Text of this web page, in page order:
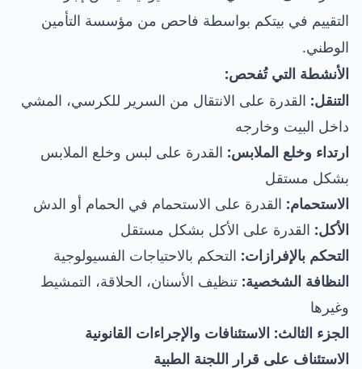
التقييم في بيتكم بواسطة فاحص من مؤسسة التأمين
الوطني.
الأنشطة التي تُفحص:
التنقل: القدرة على الانتقال من السرير للكرسي، المشي
داخل البيت وخارجه
ارتداء وخلع الملابس: القدرة على لبس وخلع الملابس
بشكل مستقل
الاستحمام: القدرة على الاستحمام في الحمام أو الدش
الأكل: القدرة على الأكل بشكل مستقل
التحكم بالإفرازات: التحكم بالاحتياجات الفسيولوجية
النظافة الشخصية: تنظيف الأسنان، الحلاقة، التمشيط
وغيرها
الجزء الثالث: الاستئنافات والإجراءات القانونية
الاستئناف على قرار اللجنة الطبية